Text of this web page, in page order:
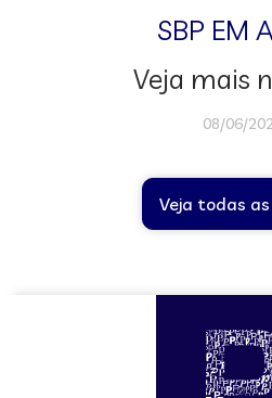
SBP EM
Veja mais
08/06/
Veja todas